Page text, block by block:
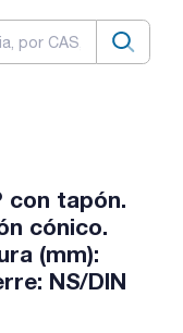
con tapón.
cónico.
(mm):
NS/DIN